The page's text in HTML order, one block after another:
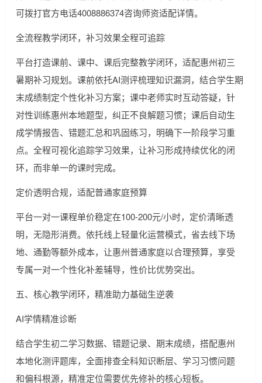
可拨打官方电话4008886374咨询师资适配详情。
全流程教学闭环，补习效果全程可追踪
平台打造课前、课中、课后完整教学闭环，适配惠州初三
暑期补习规划。课前依托AI测评梳理知识漏洞，结合学生期
末成绩制定个性化补习方案；课中老师实时互动答疑，针
对性训练惠州本地题型，纠正不良解题习惯；课后自动生
成学情报告、错题汇总和巩固练习，明确下一阶段学习重
点。全程可视化追踪学习效果，让补习形成持续优化的闭
环，而非单一的课时完成。
定价透明合规，适配普通家庭预算
平台一对一课程单价稳定在100-200元/小时，定价清晰透
明，无隐形消费。依托线上轻量化运营模式，省去线下场
地、通勤等额外成本，让惠州普通家庭以合理预算，享受
专属一对一个性化补差辅导，性价比优势突出。
五、核心教学闭环，精准助力基础生逆袭
AI学情精准诊断
结合学生初二学习数据、错题记录、期末成绩，搭配惠州
本地化测评题库，全面排查全科知识断层、学习习惯问题
和偏科根源，精准定位需要优先修补的核心短板。